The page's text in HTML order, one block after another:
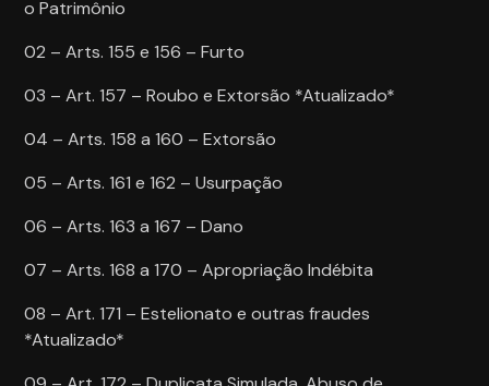
o Patrimônio
02 – Arts. 155 e 156 – Furto
03 – Art. 157 – Roubo e Extorsão *Atualizado*
04 – Arts. 158 a 160 – Extorsão
05 – Arts. 161 e 162 – Usurpação
06 – Arts. 163 a 167 – Dano
07 – Arts. 168 a 170 – Apropriação Indébita
08 – Art. 171 – Estelionato e outras fraudes
*Atualizado*